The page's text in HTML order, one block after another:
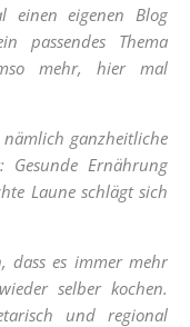
einen eigenen Blog
passendes Thema
mehr, hier mal
ganzheitliche
Gesunde Ernährung
Laune schlägt sich
dass es immer mehr
selber kochen.
und regional